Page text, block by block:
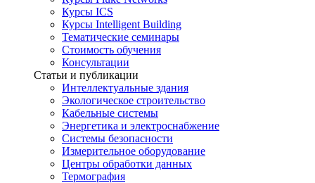
Курсы ICS
Курсы Intelligent Building
Тематические семинары
Стоимость обучения
Консультации
Статьи и публикации
Интеллектуальные здания
Экологическое строительство
Кабельные системы
Энергетика и электроснабжение
Системы безопасности
Измерительное оборудование
Центры обработки данных
Термография